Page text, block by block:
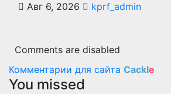
Авг 6, 2026 kprf_admin
Comments are disabled
Комментарии для сайта Cackle
You missed